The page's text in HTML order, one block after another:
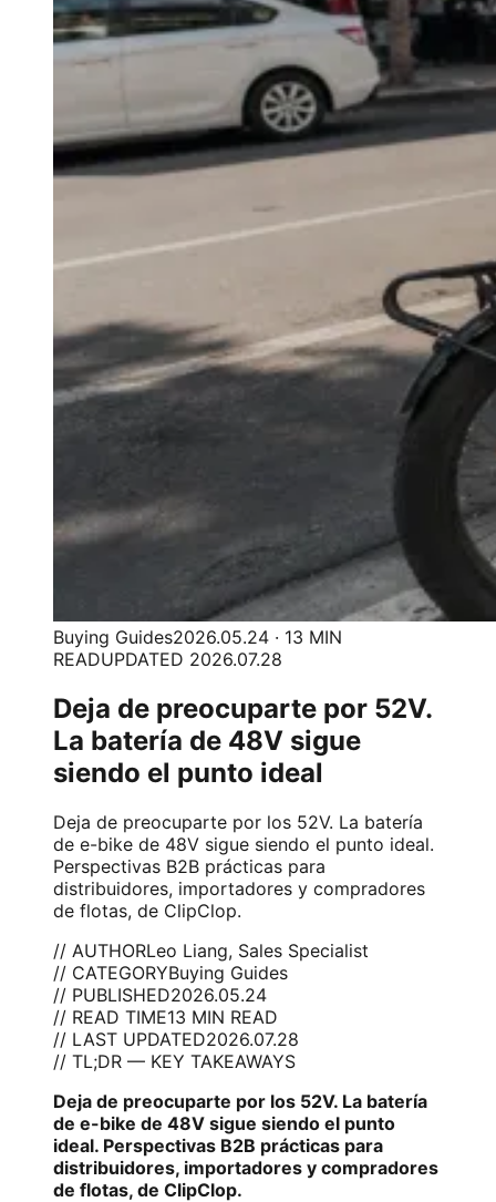
Buying Guides2026.05.24 · 13 MIN
READUPDATED 2026.07.28
Deja de preocuparte por 52V.
La batería de 48V sigue
siendo el punto ideal
Deja de preocuparte por los 52V. La batería
de e-bike de 48V sigue siendo el punto ideal.
Perspectivas B2B prácticas para
distribuidores, importadores y compradores
de flotas, de ClipClop.
// AUTHORLeo Liang, Sales Specialist
// CATEGORYBuying Guides
// PUBLISHED2026.05.24
// READ TIME13 MIN READ
// LAST UPDATED2026.07.28
// TL;DR — KEY TAKEAWAYS
Deja de preocuparte por los 52V. La batería
de e-bike de 48V sigue siendo el punto
ideal. Perspectivas B2B prácticas para
distribuidores, importadores y compradores
de flotas, de ClipClop.